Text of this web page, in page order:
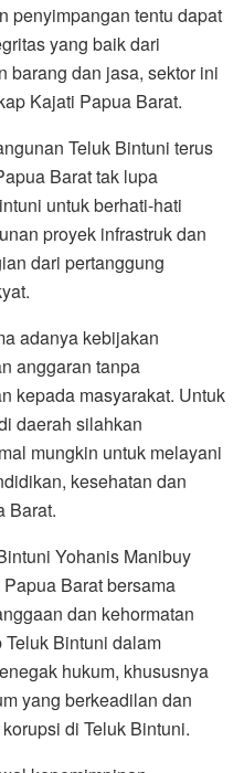
penyimpangan tentu dapat
yang baik dari
barang dan jasa, sektor ini
Kajati Papua Barat.
Teluk Bintuni terus
Barat tak lupa
untuk berhati-hati
proyek infrastruk dan
dari pertanggung
adanya kebijakan
anggaran tanpa
kepada masyarakat. Untuk
daerah silahkan
mungkin untuk melayani
kesehatan dan
Barat.
Yohanis Manibuy
Barat bersama
dan kehormatan
Bintuni dalam
hukum, khususnya
yang berkeadilan dan
di Teluk Bintuni.